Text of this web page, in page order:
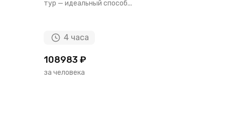
тур — идеальный способ...
4 часа
108983 ₽
за человека